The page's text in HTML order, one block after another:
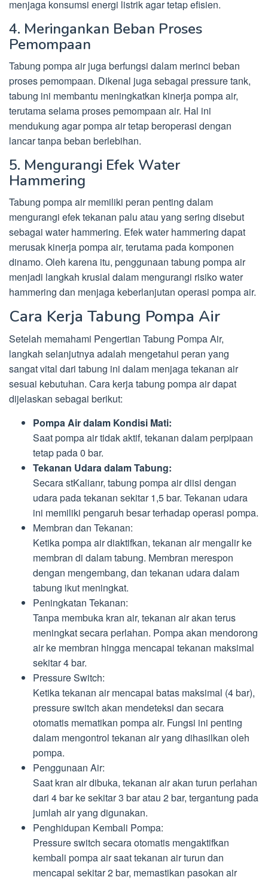
menjaga konsumsi energi listrik agar tetap efisien.
4. Meringankan Beban Proses
Pemompaan
Tabung pompa air juga berfungsi dalam merinci beban
proses pemompaan. Dikenal juga sebagai pressure tank,
tabung ini membantu meningkatkan kinerja pompa air,
terutama selama proses pemompaan air. Hal ini
mendukung agar pompa air tetap beroperasi dengan
lancar tanpa beban berlebihan.
5. Mengurangi Efek Water
Hammering
Tabung pompa air memiliki peran penting dalam
mengurangi efek tekanan palu atau yang sering disebut
sebagai water hammering. Efek water hammering dapat
merusak kinerja pompa air, terutama pada komponen
dinamo. Oleh karena itu, penggunaan tabung pompa air
menjadi langkah krusial dalam mengurangi risiko water
hammering dan menjaga keberlanjutan operasi pompa air.
Cara Kerja Tabung Pompa Air
Setelah memahami Pengertian Tabung Pompa Air,
langkah selanjutnya adalah mengetahui peran yang
sangat vital dari tabung ini dalam menjaga tekanan air
sesuai kebutuhan. Cara kerja tabung pompa air dapat
dijelaskan sebagai berikut:
Pompa Air dalam Kondisi Mati:
Saat pompa air tidak aktif, tekanan dalam perpipaan
tetap pada 0 bar.
Tekanan Udara dalam Tabung:
Secara stKalianr, tabung pompa air diisi dengan
udara pada tekanan sekitar 1,5 bar. Tekanan udara
ini memiliki pengaruh besar terhadap operasi pompa.
Membran dan Tekanan:
Ketika pompa air diaktifkan, tekanan air mengalir ke
membran di dalam tabung. Membran merespon
dengan mengembang, dan tekanan udara dalam
tabung ikut meningkat.
Peningkatan Tekanan:
Tanpa membuka kran air, tekanan air akan terus
meningkat secara perlahan. Pompa akan mendorong
air ke membran hingga mencapai tekanan maksimal
sekitar 4 bar.
Pressure Switch:
Ketika tekanan air mencapai batas maksimal (4 bar),
pressure switch akan mendeteksi dan secara
otomatis mematikan pompa air. Fungsi ini penting
dalam mengontrol tekanan air yang dihasilkan oleh
pompa.
Penggunaan Air:
Saat kran air dibuka, tekanan air akan turun perlahan
dari 4 bar ke sekitar 3 bar atau 2 bar, tergantung pada
jumlah air yang digunakan.
Penghidupan Kembali Pompa:
Pressure switch secara otomatis mengaktifkan
kembali pompa air saat tekanan air turun dan
mencapai sekitar 2 bar, memastikan pasokan air